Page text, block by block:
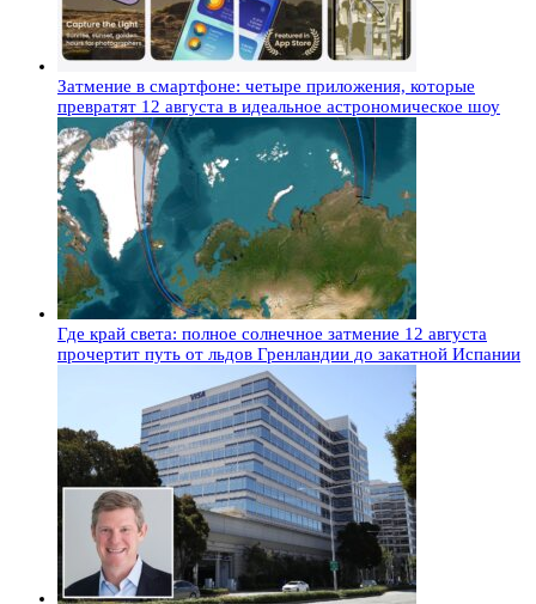
Затмение в смартфоне: четыре приложения, которые
превратят 12 августа в идеальное астрономическое шоу
Где край света: полное солнечное затмение 12 августа
прочертит путь от льдов Гренландии до закатной Испании